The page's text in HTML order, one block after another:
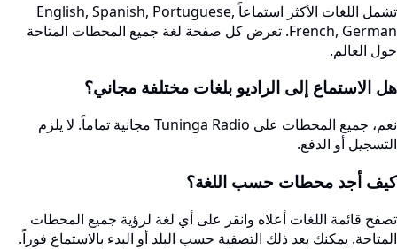
تشمل اللغات الأكثر استماعاً English, Spanish, Portuguese,
French, German. تعرض كل صفحة لغة جميع المحطات المتاحة
حول العالم.
هل الاستماع إلى الراديو بلغات مختلفة مجاني؟
نعم، جميع المحطات على Tuninga Radio مجانية تماماً. لا يلزم
التسجيل أو الدفع.
كيف أجد محطات حسب اللغة؟
تصفح قائمة اللغات أعلاه وانقر على أي لغة لرؤية جميع المحطات
المتاحة. يمكنك بعد ذلك التصفية حسب البلد أو البدء بالاستماع فوراً.